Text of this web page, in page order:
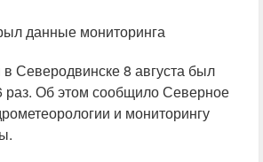
данные мониторинга
Северодвинске 8 августа был
Об этом сообщило Северное
и мониторингу